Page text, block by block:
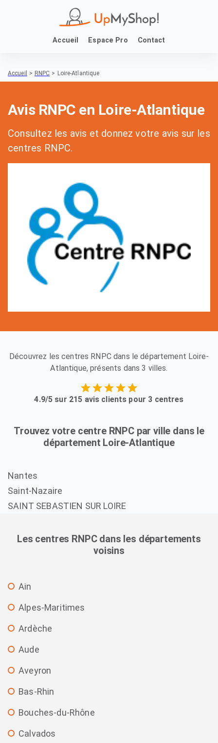
Accueil Espace Pro Contact
Accueil > RNPC > Loire-Atlantique
Avis RNPC en Loire-Atlantique
Consultez les avis et donnez votre avis sur les
centres RNPC.
Découvrez les centres RNPC dans le département Loire-
Atlantique, présents dans 3 villes.
4.9/5 sur 215 avis clients pour 3 centres
Trouvez votre centre RNPC par ville dans le
département Loire-Atlantique
Nantes
Saint-Nazaire
SAINT SEBASTIEN SUR LOIRE
Les centres RNPC dans les départements
voisins
Ain
Alpes-Maritimes
Ardèche
Aude
Aveyron
Bas-Rhin
Bouches-du-Rhône
Calvados